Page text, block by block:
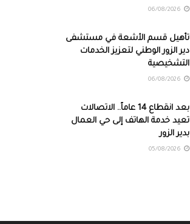
تأهيل قسم الأشعة في مستشفى
دير الزور الوطني لتعزيز الخدمات
التشخيصية
بعد انقطاع 14 عاماً.. الاتصالات
تعيد خدمة الهاتف إلى حي العمال
بدير الزور